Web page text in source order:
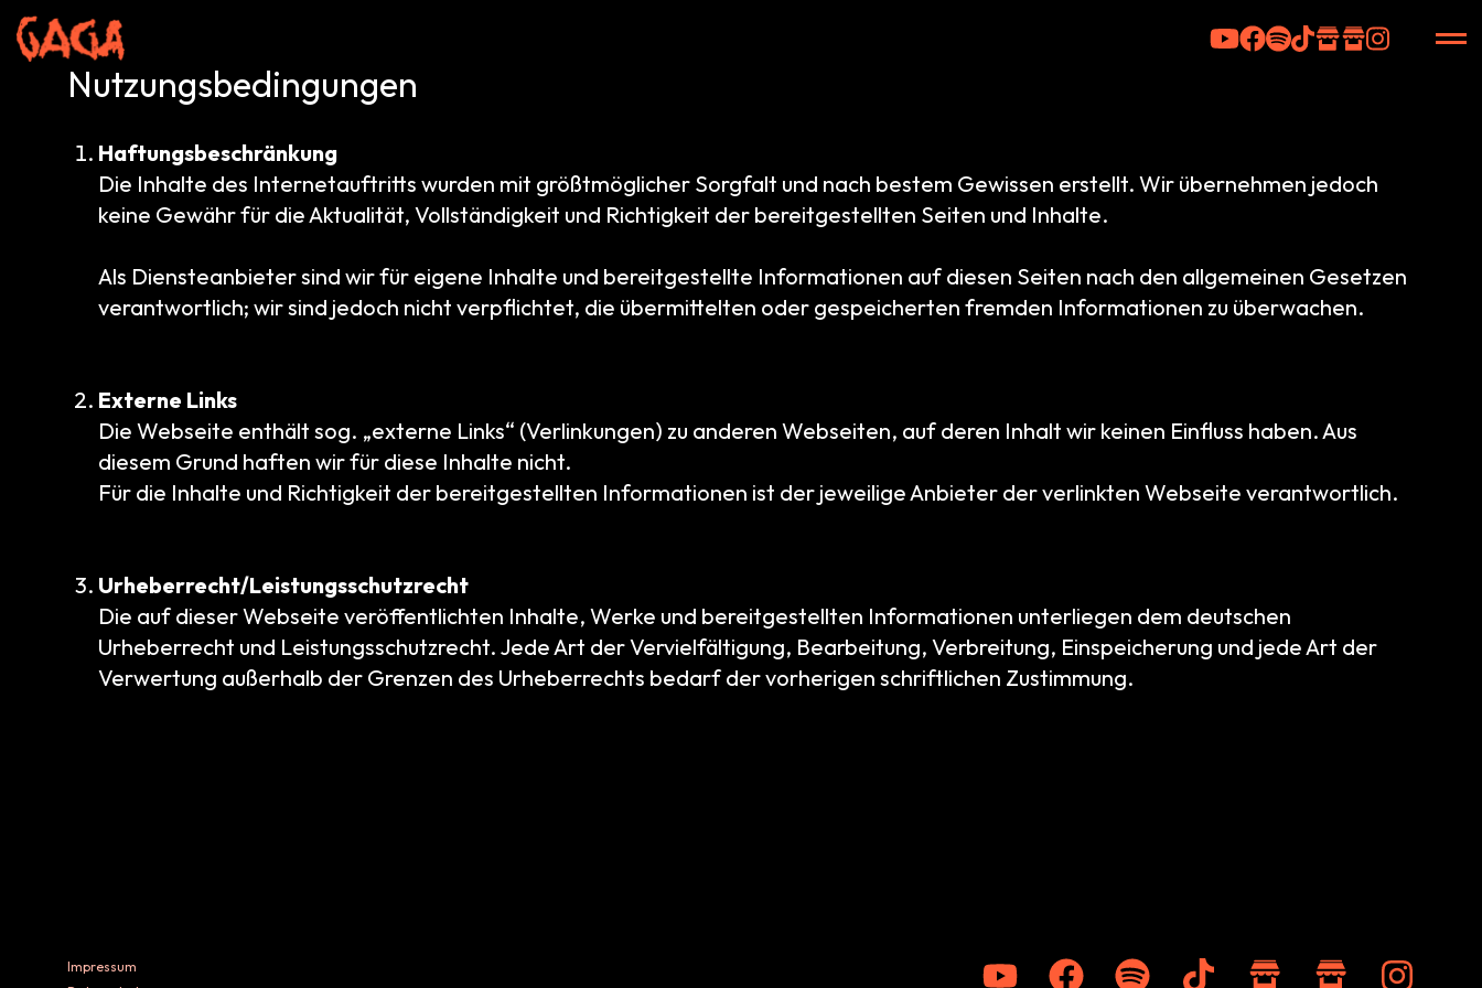
Zum
Inhalt
springen
Start
Alben
Nutzungsbedingungen
Haftungsbeschränkung
Die Inhalte des Internetauftritts wurden mit größtmöglicher Sorgfalt und nach bestem Gewissen erstellt. Wir übernehmen jedoch
keine Gewähr für die Aktualität, Vollständigkeit und Richtigkeit der bereitgestellten Seiten und Inhalte.
Als Diensteanbieter sind wir für eigene Inhalte und bereitgestellte Informationen auf diesen Seiten nach den allgemeinen Gesetzen
verantwortlich; wir sind jedoch nicht verpflichtet, die übermittelten oder gespeicherten fremden Informationen zu überwachen.
Externe Links
Die Webseite enthält sog. „externe Links“ (Verlinkungen) zu anderen Webseiten, auf deren Inhalt wir keinen Einfluss haben. Aus
diesem Grund haften wir für diese Inhalte nicht.
Für die Inhalte und Richtigkeit der bereitgestellten Informationen ist der jeweilige Anbieter der verlinkten Webseite verantwortlich.
Urheberrecht/Leistungsschutzrecht
Die auf dieser Webseite veröffentlichten Inhalte, Werke und bereitgestellten Informationen unterliegen dem deutschen
Urheberrecht und Leistungsschutzrecht. Jede Art der Vervielfältigung, Bearbeitung, Verbreitung, Einspeicherung und jede Art der
Verwertung außerhalb der Grenzen des Urheberrechts bedarf der vorherigen schriftlichen Zustimmung.
Impressum